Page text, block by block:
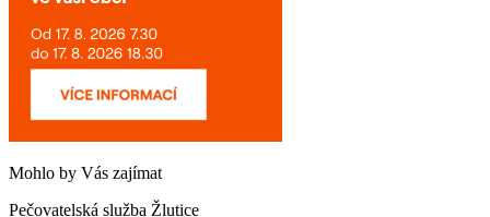
Mohlo by Vás zajímat
Pečovatelská služba Žlutice